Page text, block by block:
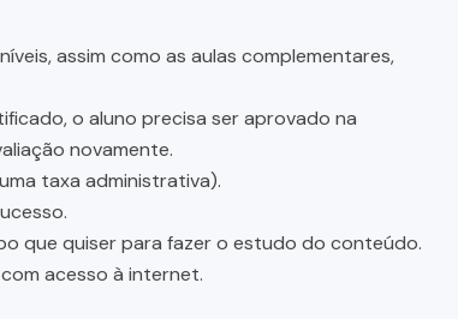
assim como as aulas complementares,
o aluno precisa ser aprovado na
novamente.
taxa administrativa).
que quiser para fazer o estudo do conteúdo.
acesso à internet.